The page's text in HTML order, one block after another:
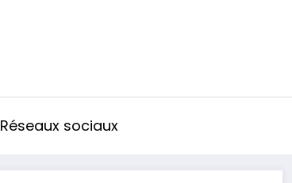
Réseaux sociaux